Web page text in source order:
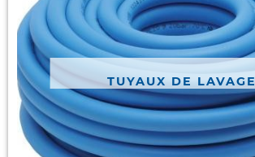
TUYAUX DE LAVAGE